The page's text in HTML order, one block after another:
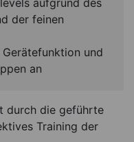
der feinen
und
an
durch die geführte
Training der